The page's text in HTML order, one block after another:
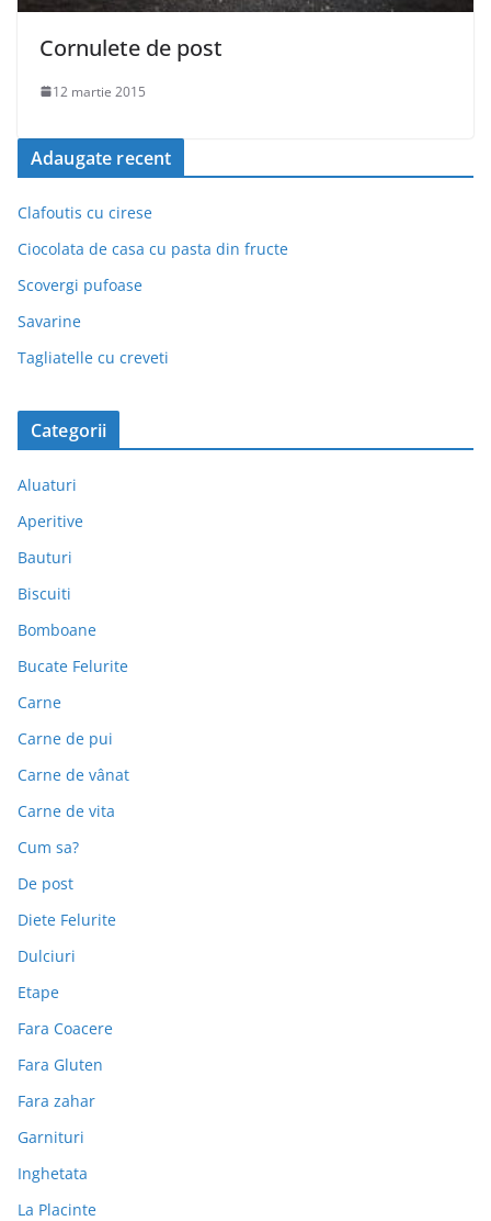
Cornulete de post
12 martie 2015
Adaugate recent
Clafoutis cu cirese
Ciocolata de casa cu pasta din fructe
Scovergi pufoase
Savarine
Tagliatelle cu creveti
Categorii
Aluaturi
Aperitive
Bauturi
Biscuiti
Bomboane
Bucate Felurite
Carne
Carne de pui
Carne de vânat
Carne de vita
Cum sa?
De post
Diete Felurite
Dulciuri
Etape
Fara Coacere
Fara Gluten
Fara zahar
Garnituri
Inghetata
La Placinte